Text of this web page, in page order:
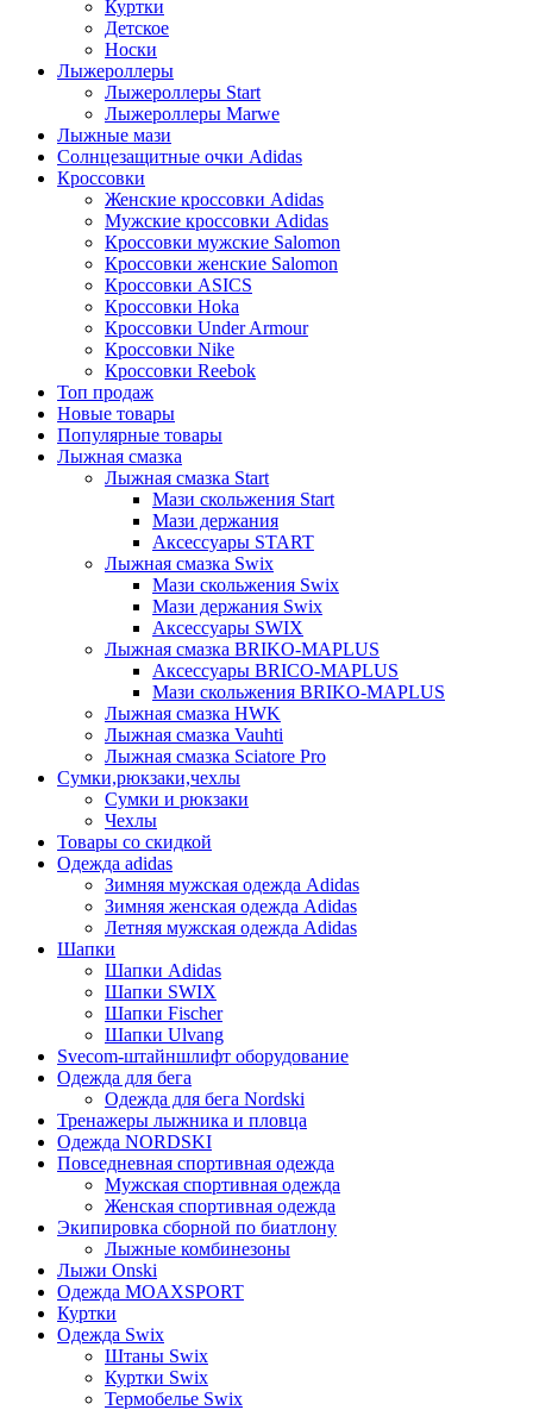
Куртки
Детское
Носки
Лыжероллеры
Лыжероллеры Start
Лыжероллеры Marwe
Лыжные мази
Солнцезащитные очки Adidas
Кроссовки
Женские кроссовки Adidas
Мужские кроссовки Adidas
Кроссовки мужские Salomon
Кроссовки женские Salomon
Кроссовки ASICS
Кроссовки Hoka
Кроссовки Under Armour
Кроссовки Nike
Кроссовки Reebok
Топ продаж
Новые товары
Популярные товары
Лыжная смазка
Лыжная смазка Start
Мази скольжения Start
Мази держания
Аксессуары START
Лыжная смазка Swix
Мази скольжения Swix
Мази держания Swix
Аксессуары SWIX
Лыжная смазка BRIKO-MAPLUS
Аксессуары BRICO-MAPLUS
Мази скольжения BRIKO-MAPLUS
Лыжная смазка HWK
Лыжная смазка Vauhti
Лыжная смазка Sciatore Pro
Сумки,рюкзаки,чехлы
Сумки и рюкзаки
Чехлы
Товары со скидкой
Одежда adidas
Зимняя мужская одежда Adidas
Зимняя женская одежда Adidas
Летняя мужская одежда Adidas
Шапки
Шапки Adidas
Шапки SWIX
Шапки Fischer
Шапки Ulvang
Svecom-штайншлифт оборудование
Одежда для бега
Одежда для бега Nordski
Тренажеры лыжника и пловца
Одежда NORDSKI
Повседневная спортивная одежда
Мужская спортивная одежда
Женская спортивная одежда
Экипировка сборной по биатлону
Лыжные комбинезоны
Лыжи Onski
Одежда MOAXSPORT
Куртки
Одежда Swix
Штаны Swix
Куртки Swix
Термобелье Swix